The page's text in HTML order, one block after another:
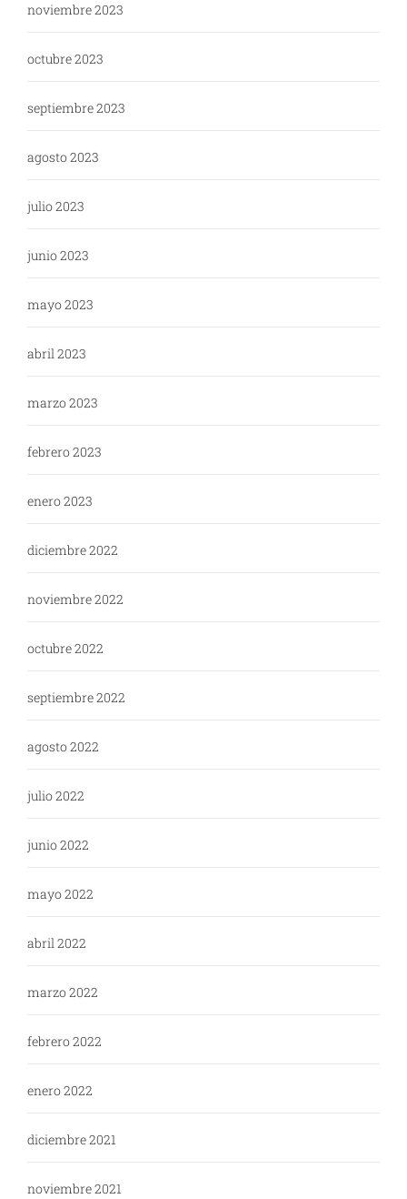
noviembre 2023
octubre 2023
septiembre 2023
agosto 2023
julio 2023
junio 2023
mayo 2023
abril 2023
marzo 2023
febrero 2023
enero 2023
diciembre 2022
noviembre 2022
octubre 2022
septiembre 2022
agosto 2022
julio 2022
junio 2022
mayo 2022
abril 2022
marzo 2022
febrero 2022
enero 2022
diciembre 2021
noviembre 2021